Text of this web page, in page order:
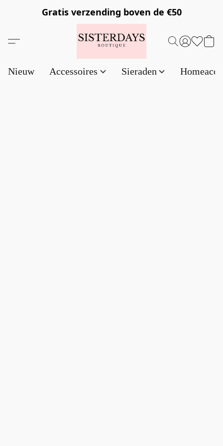
Gratis verzending boven de €50
Nieuw Accessoires Sieraden